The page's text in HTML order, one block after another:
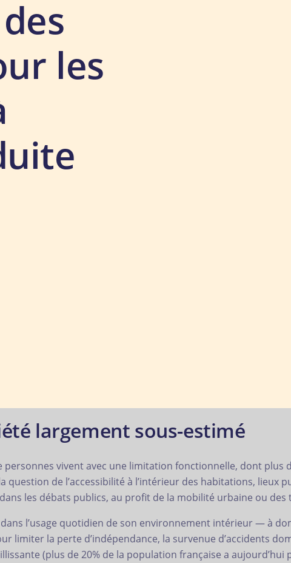
les
largement sous-estimé
personnes vivent avec une limitation fonctionnelle, dont plus
question de l’accessibilité à l’intérieur des habitations, lieux
les débats publics, au profit de la mobilité urbaine ou
l’usage quotidien de son environnement intérieur — à
limiter la perte d’indépendance, la survenue d’accidents
(plus de 20% de la population française a aujourd’hui